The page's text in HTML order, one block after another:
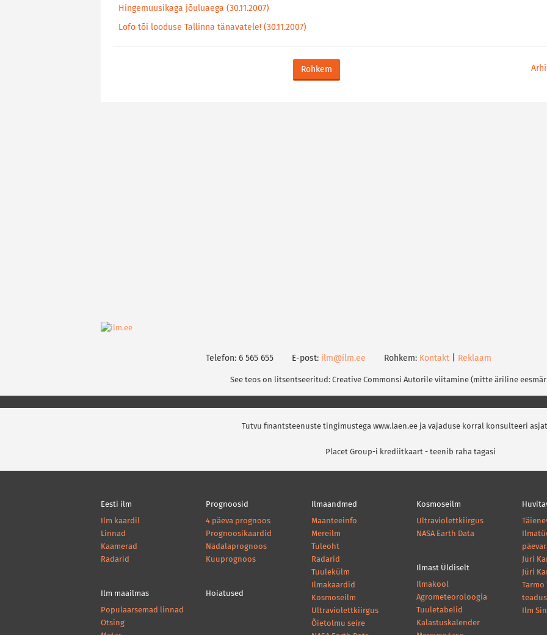
Hingemuusikaga jõuluaega (30.11.2007)
Lofo tõi looduse Tallinna tänavatele! (30.11.2007)
Rohkem
Telefon: 6 565 655 E-post: ilm@ilm.ee Rohkem: Kontakt Reklaam
See teos on litsentseeritud: Creative Commonsi Autorile viitamine (mitte äriline
Tutvu finantsteenuste tingimustega www.laen.ee ja vajaduse korral konsulteeri
Placet Group-i krediitkaart - teenib raha tagasi
Eesti ilm
Ilm kaardil
Linnad
Kaamerad
Radarid
Ilm maailmas
Populaarsemad linnad
Otsing
Prognoosid
4 päeva prognoos
Prognoosikaardid
Nädalaprognoos
Kuuprognoos
Hoiatused
Ilmaandmed
Maanteeinfo
Mereilm
Tuleoht
Radarid
Tuulekülm
Ilmakaardid
Kosmoseilm
Ultraviolettkiirgus
Õietolmu seire
Kosmoseilm
Ultraviolettkiirgus
NASA Earth Data
Ilmast Üldiselt
Ilmakool
Agrometeoroloogia
Tuuletabelid
Kalastuskalender
Jüri
Jüri
Ilm